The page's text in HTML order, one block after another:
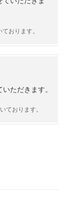
おります。
ただきます。
ております。